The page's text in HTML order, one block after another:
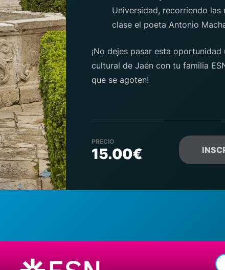
Universidad, recorriendo
clase el poeta Antonio
¡No dejes pasar esta
cultural de Jaén con tu familia
que se agoten!
PRECIO
15.00€